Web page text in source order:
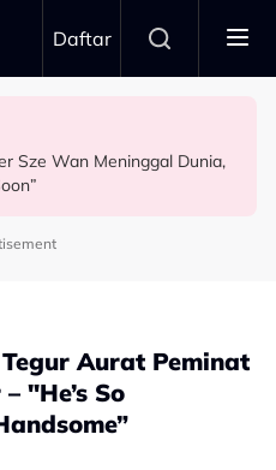
Daftar
Saksi Akad
Sahkan Lafaz
Sze Wan Meninggal Dunia,
'All Out', Kongsi
- "Memang Kena Jeling..."
Adzhar 'Back-Up' Awie -
Aurat Peminat
"He’s So